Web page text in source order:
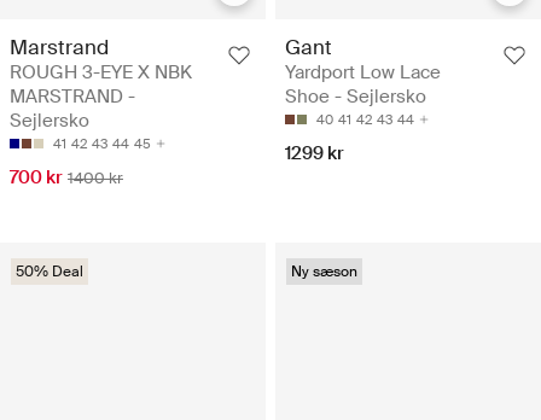
Marstrand
ROUGH 3-EYE X NBK
MARSTRAND -
Sejlersko
41 42 43 44 45
700 kr 1400 kr
Gant
Yardport Low Lace
Shoe - Sejlersko
40 41 42 43 44
1299 kr
50% Deal Ny sæson